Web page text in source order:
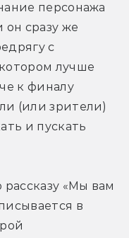
персонажа
он сразу же
с
лучше
к финалу
(или зрители)
и пускать
«Мы вам
в